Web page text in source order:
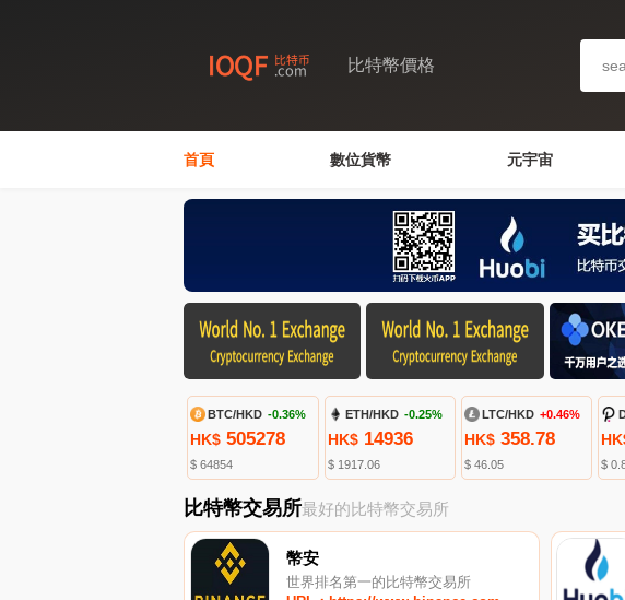
比特幣價格
首頁 數位貨幣 元宇宙
BTC/HKD -0.36%
HK$ 505278
$ 64854
ETH/HKD -0.25%
HK$14936
$ 1917.06
LTC/HKD +0.46%
HK$358.78
$ 46.05 $
比特幣交易所最好的比特幣交易所
幣安
世界排名第一的比特幣交易所